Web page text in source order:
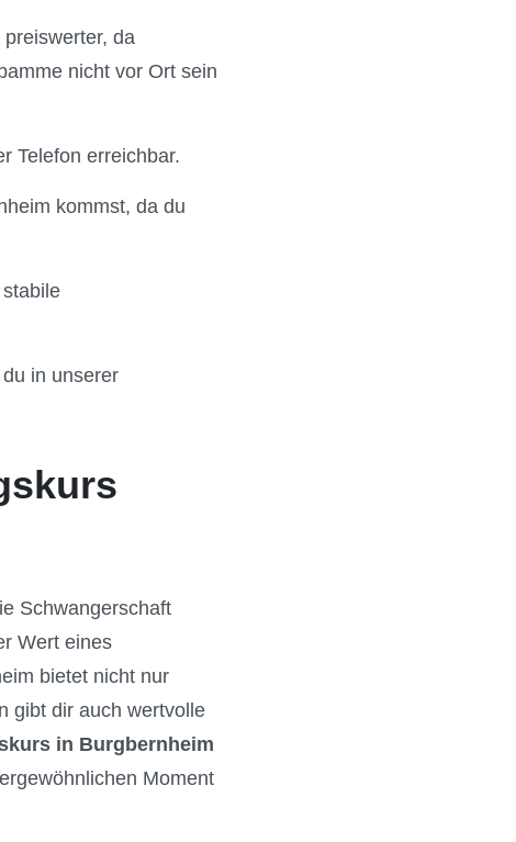
da
nicht vor Ort sein
Telefon erreichbar.
kommst, da du
in unserer
Schwangerschaft
Wert eines
bietet nicht nur
gibt dir auch wertvolle
in Burgbernheim
Moment